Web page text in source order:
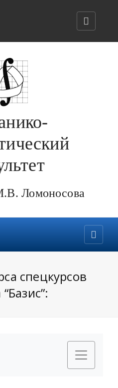
Ломоносова
спецкурсов